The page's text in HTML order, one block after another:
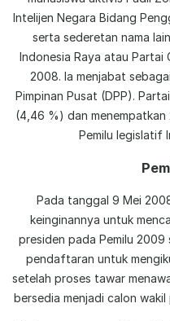
Intelijen Negara Bidang
serta sederetan nama
Indonesia Raya atau Partai
2008. Ia menjabat
Pimpinan Pusat (DPP).
(4,46 %) dan menempatkan
Pemilu legislatif
Pada tanggal 9 Mei
keinginannya untuk
presiden pada Pemilu 2009
pendaftaran untuk
setelah proses tawar
bersedia menjadi calon